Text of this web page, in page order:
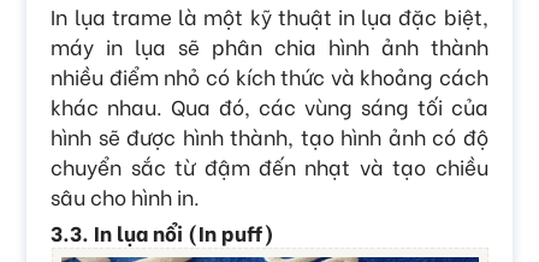
In lụa trame là một kỹ thuật in lụa đặc biệt,
máy in lụa sẽ phân chia hình ảnh thành
nhiều điểm nhỏ có kích thức và khoảng cách
khác nhau. Qua đó, các vùng sáng tối của
hình sẽ được hình thành, tạo hình ảnh có độ
chuyển sắc từ đậm đến nhạt và tạo chiều
sâu cho hình in.
3.3. In lụa nổi (In puff)